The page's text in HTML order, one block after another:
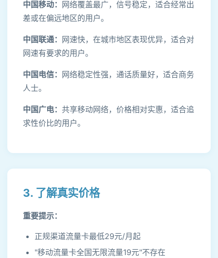
中国移动： 网络覆盖最广，信号稳定，适合经常出
差或在偏远地区的用户。
中国联通： 网速快，在城市地区表现优异，适合对
网速有要求的用户。
中国电信： 网络稳定性强，通话质量好，适合商务
人士。
中国广电： 共享移动网络，价格相对实惠，适合追
求性价比的用户。
3. 了解真实价格
重要提示：
正规渠道流量卡最低29元/月起
"移动流量卡全国无限流量19元"不存在